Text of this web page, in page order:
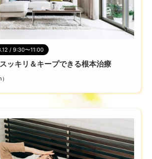
/ 9:30〜11:00
ッキリ＆キープできる根本治療